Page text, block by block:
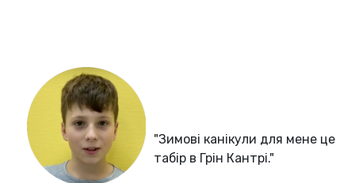
"Зимові канікули для мене це
табір в Грін Кантрі."